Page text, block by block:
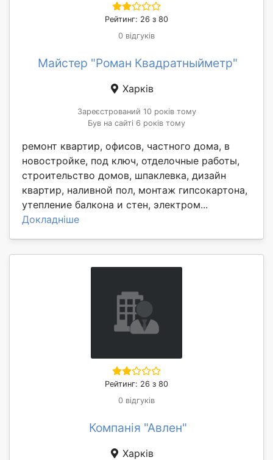
Рейтинг: 26 з 80
0 відгуків
Майстер "Роман Квадратныйметр"
Харків
Зареєстрований 10 років тому
Був на сайті 6 років тому
ремонт квартир, офисов, частного дома, в
новостройке, под ключ, отделочные работы,
строительство домов, шпаклевка, дизайн
квартир, наливной пол, монтаж гипсокартона,
утепление балкона и стен, электром...
Докладніше
Рейтинг: 26 з 80
0 відгуків
Компанія "Авлен"
Харків